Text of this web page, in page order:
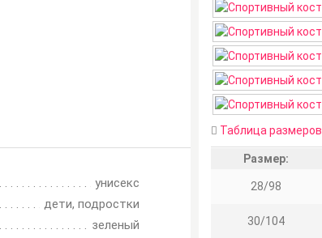
унисекс
дети, подростки
зеленый
Таблица размеров
Размер:
28/98
30/104